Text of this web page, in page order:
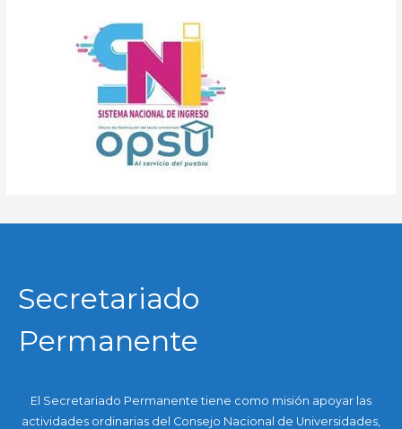
Secretariado
Permanente
El Secretariado Permanente tiene como misión apoyar las
actividades ordinarias del Consejo Nacional de Universidades,